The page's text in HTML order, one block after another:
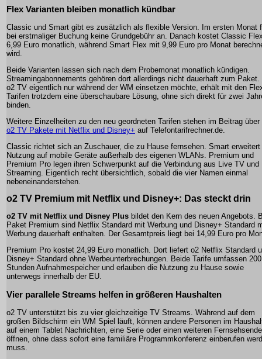
Flex Varianten bleiben monatlich kündbar
Classic und Smart gibt es zusätzlich als flexible Version. Im ersten Monat
bei erstmaliger Buchung keine Grundgebühr an. Danach kostet Classic
6,99 Euro monatlich, während Smart Flex mit 9,99 Euro pro Monat
wird.
Beide Varianten lassen sich nach dem Probemonat monatlich kündigen.
Streamingabonnements gehören dort allerdings nicht dauerhaft zum Paket.
o2 TV eigentlich nur während der WM einsetzen möchte, erhält mit den
Tarifen trotzdem eine überschaubare Lösung, ohne sich direkt für zwei
binden.
Weitere Einzelheiten zu den neu geordneten Tarifen stehen im Beitrag über
o2 TV Pakete mit Netflix und Disney+ auf Telefontarifrechner.de.
Classic richtet sich an Zuschauer, die zu Hause fernsehen. Smart erweitert
Nutzung auf mobile Geräte außerhalb des eigenen WLANs. Premium und
Premium Pro legen ihren Schwerpunkt auf die Verbindung aus Live TV und
Streaming. Eigentlich recht übersichtlich, sobald die vier Namen einmal
nebeneinanderstehen.
o2 TV Premium mit Netflix und Disney+: Das steckt drin
o2 TV mit Netflix und Disney Plus bildet den Kern des neuen Angebots.
Paket Premium sind Netflix Standard mit Werbung und Disney+ Standard
Werbung dauerhaft enthalten. Der Gesamtpreis liegt bei 14,99 Euro pro
Premium Pro kostet 24,99 Euro monatlich. Dort liefert o2 Netflix Standard
Disney+ Standard ohne Werbeunterbrechungen. Beide Tarife umfassen 200
Stunden Aufnahmespeicher und erlauben die Nutzung zu Hause sowie
unterwegs innerhalb der EU.
Vier parallele Streams helfen in größeren Haushalten
o2 TV unterstützt bis zu vier gleichzeitige TV Streams. Während auf dem
großen Bildschirm ein WM Spiel läuft, können andere Personen im
auf einem Tablet Nachrichten, eine Serie oder einen weiteren
öffnen, ohne dass sofort eine familiäre Programmkonferenz einberufen
muss.